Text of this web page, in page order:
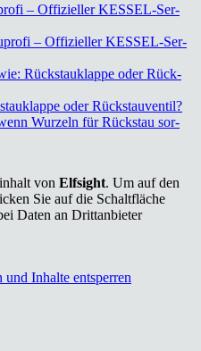
– Offi­zi­el­ler KES­SEL-Ser­
– Offi­zi­el­ler KES­SEL-Ser­
Rück­stau­klap­pe oder Rück­
oder Rück­stau­ven­til?
Wur­zeln für Rück­stau sor­
von Elfsight. Um auf den
Sie auf die Schaltfläche
Daten an Drittanbieter
Inhalte entsperren